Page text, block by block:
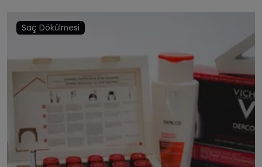
Saç Dökülmesi